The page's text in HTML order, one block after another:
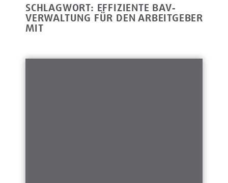
SCHLAGWORT: EFFIZIENTE BAV‐
VERWALTUNG FÜR DEN ARBEITGEBER
MIT